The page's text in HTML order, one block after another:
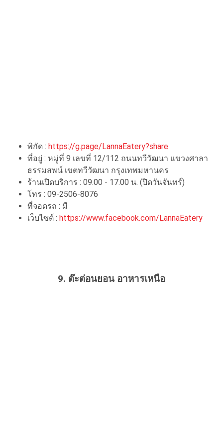
พิกัด : https://g.page/LannaEatery?share
ที่อยู่ : หมู่ที่ 9 เลขที่ 12/112 ถนนทวีวัฒนา แขวงศาลา
ธรรมสพน์ เขตทวีวัฒนา กรุงเทพมหานคร
ร้านเปิดบริการ : 09.00 - 17.00 น. (ปิดวันจันทร์)
โทร : 09-2506-8076
ที่จอดรถ : มี
เว็บไซต์ : https://www.facebook.com/LannaEatery
9. ต๊ะต่อนยอน อาหารเหนือ